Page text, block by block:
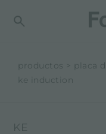
productos placa
ke induction
KE